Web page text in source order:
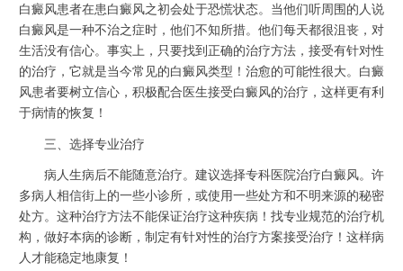
白癜风患者在患白癜风之初会处于恐慌状态。当他们听周围的人说
白癜风是一种不治之症时，他们不知所措。他们每天都很沮丧，对
生活没有信心。事实上，只要找到正确的治疗方法，接受有针对性
的治疗，它就是当今常见的白癜风类型！治愈的可能性很大。白癜
风患者要树立信心，积极配合医生接受白癜风的治疗，这样更有利
于病情的恢复！
三、选择专业治疗
病人生病后不能随意治疗。建议选择专科医院治疗白癜风。许
多病人相信街上的一些小诊所，或使用一些处方和不明来源的秘密
处方。这种治疗方法不能保证治疗这种疾病！找专业规范的治疗机
构，做好本病的诊断，制定有针对性的治疗方案接受治疗！这样病
人才能稳定地康复！